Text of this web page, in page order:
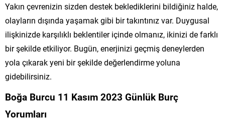
Yakın çevrenizin sizden destek beklediklerini bildiğiniz halde,
olayların dışında yaşamak gibi bir takıntınız var. Duygusal
ilişkinizde karşılıklı beklentiler içinde olmanız, ikinizi de farklı
bir şekilde etkiliyor. Bugün, enerjinizi geçmiş deneylerden
yola çıkarak yeni bir şekilde değerlendirme yoluna
gidebilirsiniz.
Boğa Burcu 11 Kasım 2023 Günlük Burç
Yorumları